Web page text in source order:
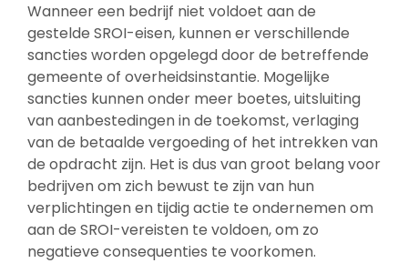
Wanneer een bedrijf niet voldoet aan de
gestelde SROI-eisen, kunnen er verschillende
sancties worden opgelegd door de betreffende
gemeente of overheidsinstantie. Mogelijke
sancties kunnen onder meer boetes, uitsluiting
van aanbestedingen in de toekomst, verlaging
van de betaalde vergoeding of het intrekken van
de opdracht zijn. Het is dus van groot belang voor
bedrijven om zich bewust te zijn van hun
verplichtingen en tijdig actie te ondernemen om
aan de SROI-vereisten te voldoen, om zo
negatieve consequenties te voorkomen.